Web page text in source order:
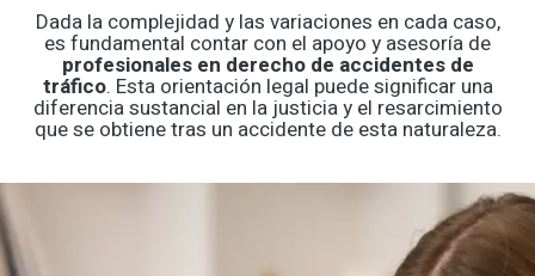
Dada la complejidad y las variaciones en cada caso,
es fundamental contar con el apoyo y asesoría de
profesionales en derecho de accidentes de
tráfico. Esta orientación legal puede significar una
diferencia sustancial en la justicia y el resarcimiento
que se obtiene tras un accidente de esta naturaleza.